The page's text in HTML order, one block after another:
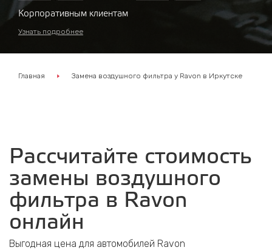
Корпоративным клиентам
Узнать подробнее
Главная Замена воздушного фильтра у Ravon в Иркутске
Рассчитайте стоимость
замены воздушного
фильтра в Ravon
онлайн
Выгодная цена для автомобилей Ravon